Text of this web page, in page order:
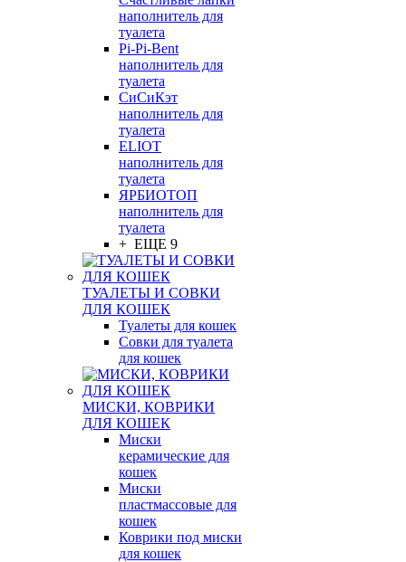
наполнитель для
туалета
Pi-Pi-Bent
наполнитель для
туалета
СиСиКэт
наполнитель для
туалета
ELIOT
наполнитель для
туалета
ЯРБИОТОП
наполнитель для
туалета
+ ЕЩЕ 9
ТУАЛЕТЫ И СОВКИ
ДЛЯ КОШЕК
Туалеты для кошек
Совки для туалета
для кошек
МИСКИ, КОВРИКИ
ДЛЯ КОШЕК
Миски
керамические для
кошек
Миски
пластмассовые для
кошек
Коврики под миски
для кошек